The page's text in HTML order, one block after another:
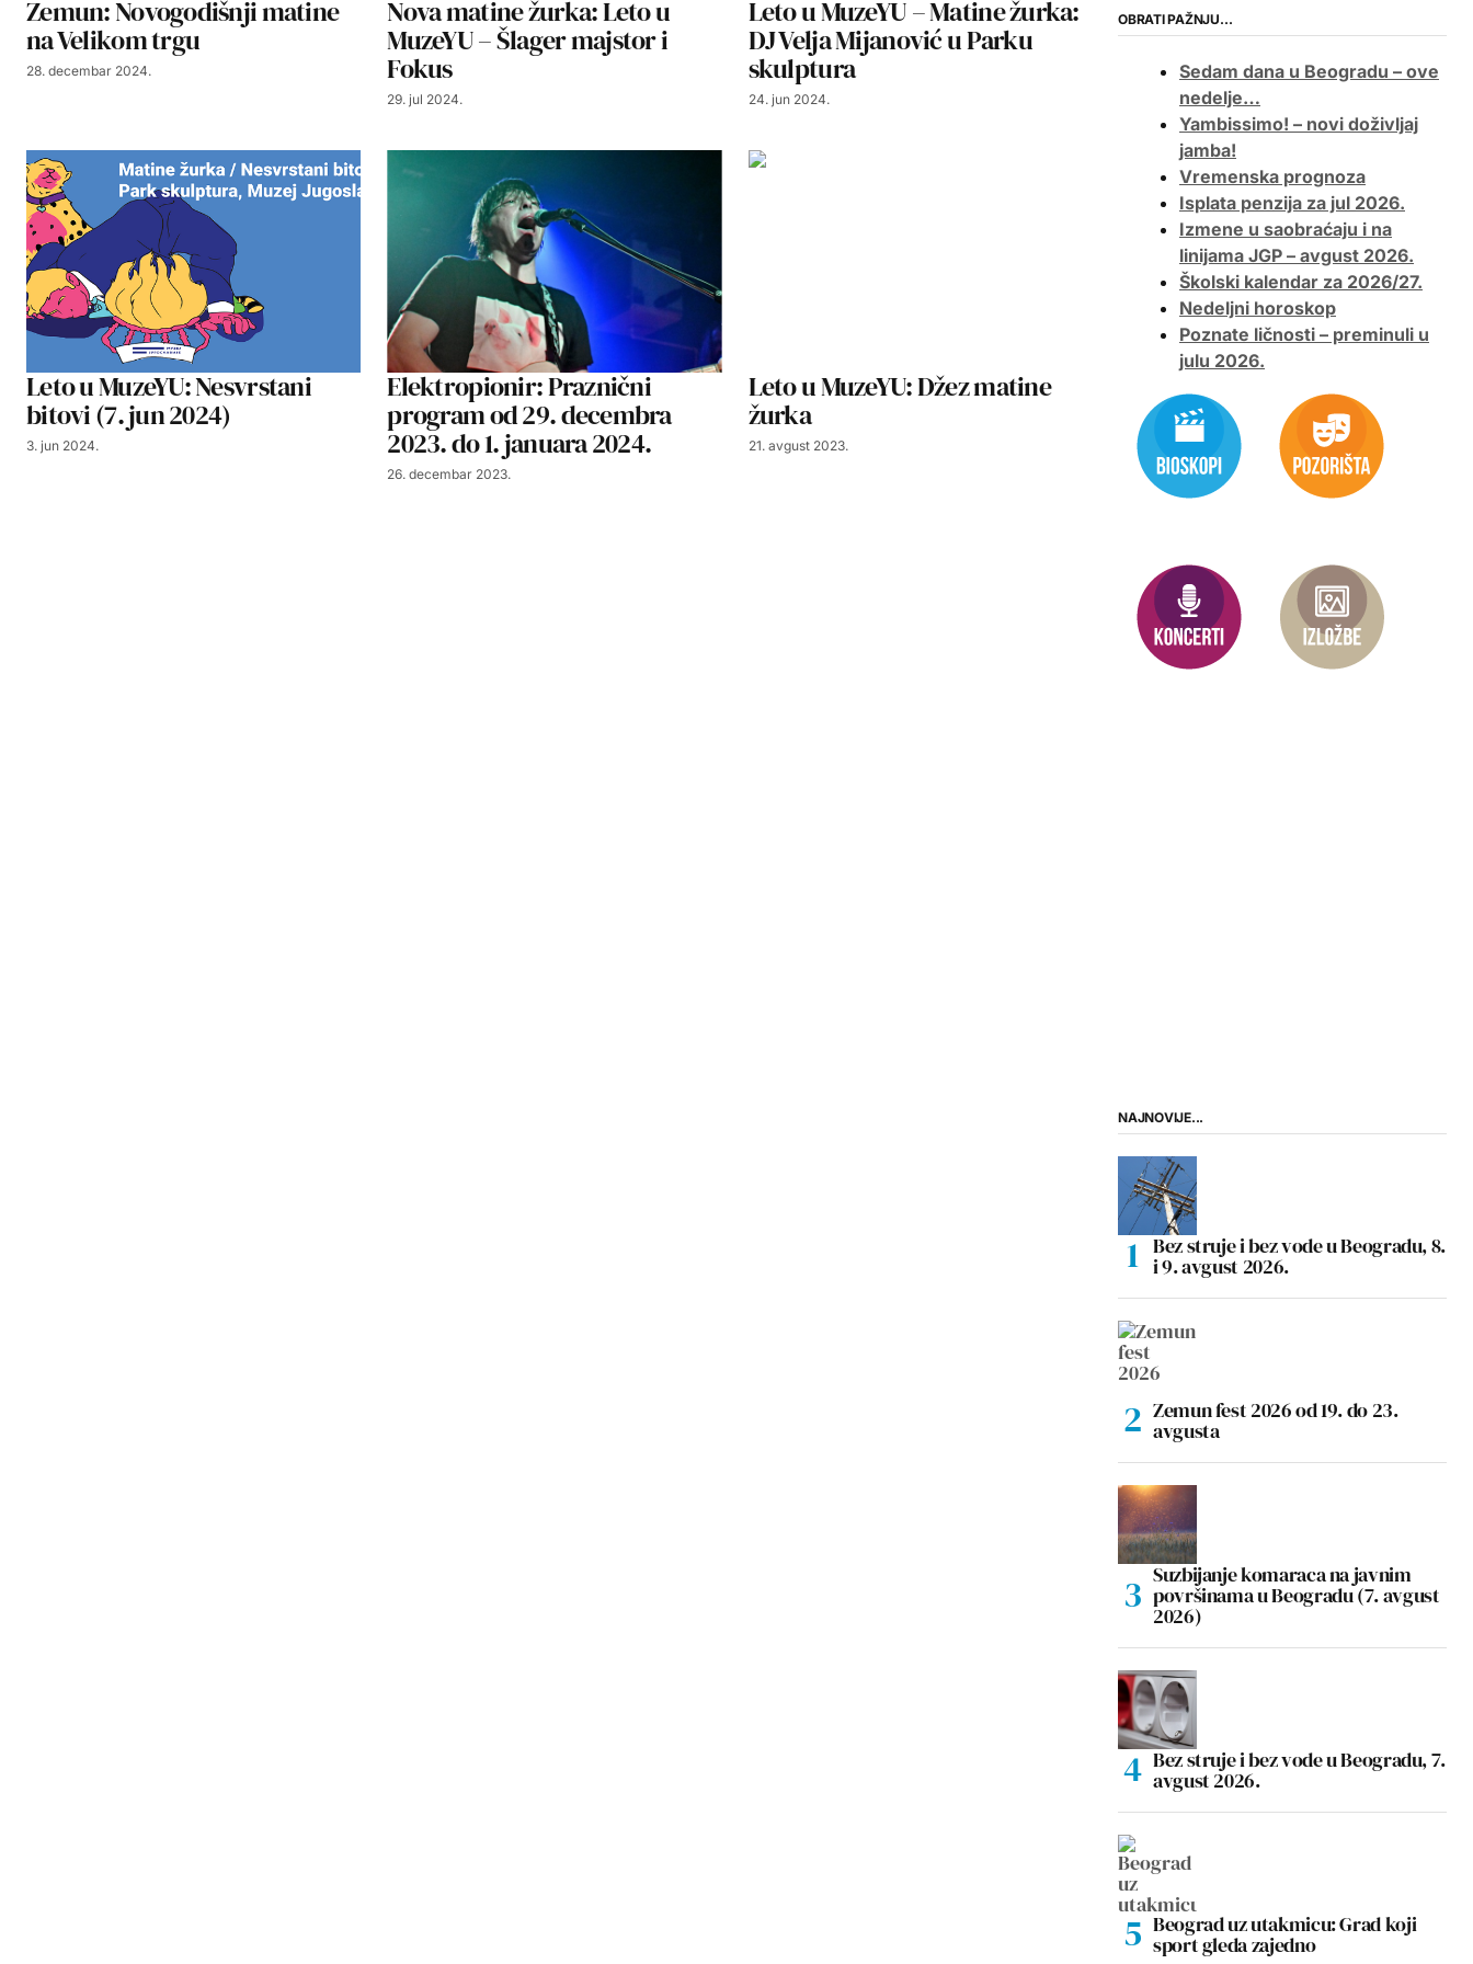
Zemun: Novogodišnji matine
na Velikom trgu
28. decembar 2024.
Nova matine žurka: Leto u
MuzeYU – Šlager majstor i
Fokus
29. jul 2024.
Leto u MuzeYU – Matine žurka:
DJ Velja Mijanović u Parku
skulptura
24. jun 2024.
Leto u MuzeYU: Nesvrstani
bitovi (7. jun 2024)
3. jun 2024.
Elektropionir: Praznični
program od 29. decembra
2023. do 1. januara 2024.
26. decembar 2023.
Leto u MuzeYU: Džez matine
žurka
21. avgust 2023.
OBRATI PAŽNJU…
Sedam dana u Beogradu – ove
nedelje…
Yambissimo! – novi doživljaj
jamba!
Vremenska prognoza
Isplata penzija za jul 2026.
Izmene u saobraćaju i na
linijama JGP – avgust 2026.
Školski kalendar za 2026/27.
Nedeljni horoskop
Poznate ličnosti – preminuli u
julu 2026.
NAJNOVIJE...
Bez struje i bez vode u Beogradu, 8.
i 9. avgust 2026.
Zemun fest 2026 od 19. do 23.
avgusta
Suzbijanje komaraca na javnim
površinama u Beogradu (7. avgust
2026)
Bez struje i bez vode u Beogradu, 7.
avgust 2026.
Beograd uz utakmicu: Grad koji
sport gleda zajedno